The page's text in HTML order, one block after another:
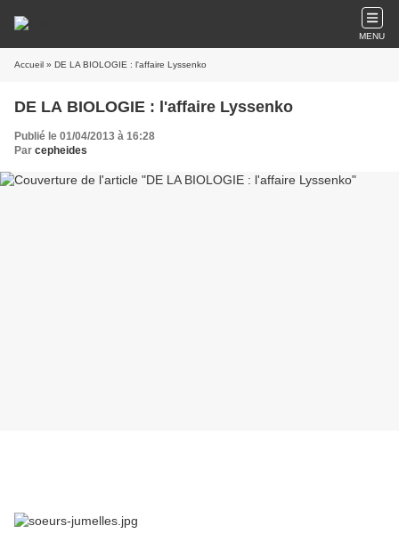
MENU
Accueil » DE LA BIOLOGIE : l'affaire Lyssenko
DE LA BIOLOGIE : l'affaire Lyssenko
Publié le 01/04/2013 à 16:28
Par cepheides